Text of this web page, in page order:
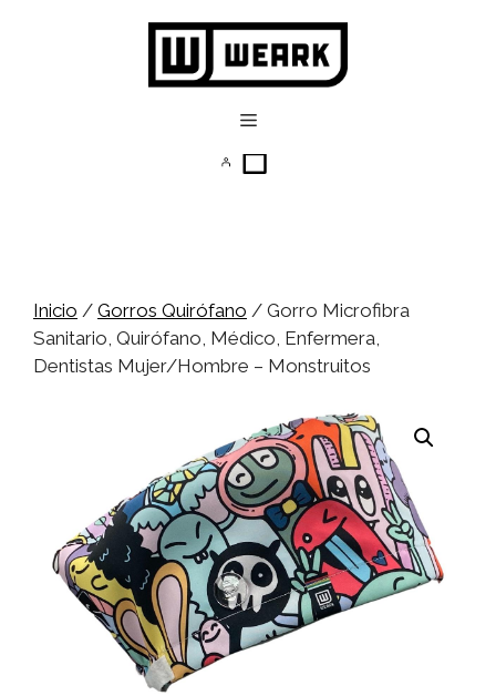
Menú
Inicio / Gorros Quirófano / Gorro Microfibra
Sanitario, Quirófano, Médico, Enfermera,
Dentistas Mujer/Hombre – Monstruitos